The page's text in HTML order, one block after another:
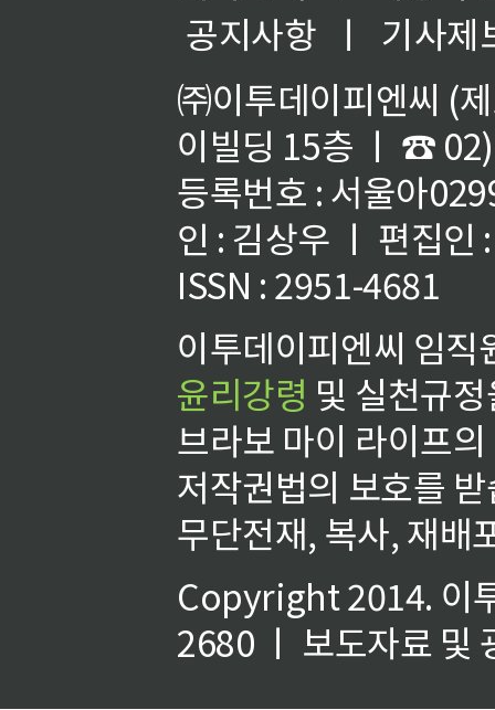
공지사항
ㅣ
기사제
㈜이투데이피엔씨 (
이빌딩 15층 ㅣ ☎
등록번호 : 서울아
인 : 김상우 ㅣ 편집인
ISSN : 2951-4681
이투데이피엔씨 임
윤리강령 및 실천규
브라보 마이 라이프
저작권법의 보호를
무단전재, 복사, 재배
Copyright 2014. 이
2680 ㅣ 보도자료